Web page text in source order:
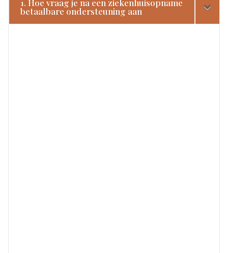
1. Hoe vraag je na een ziekenhuisopname
betaalbare ondersteuning aan